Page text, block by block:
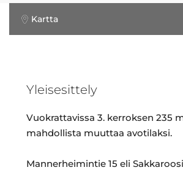
Kartta
Yleisesittely
Vuokrattavissa 3. kerroksen 235
mahdollista muuttaa avotilaksi.
Mannerheimintie 15 eli